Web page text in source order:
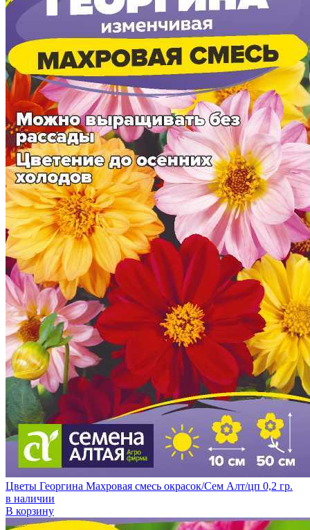
Цветы Георгина Махровая смесь окрасок/Сем Алт/цп 0,2 гр.
в наличии
В корзину